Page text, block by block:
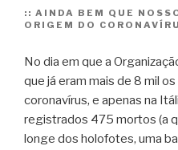
:: AINDA BEM QUE
ORIGEM DO
No dia em que a
que já eram mais de 8 mil
coronavírus, e apenas na
registrados 475 mortos (a
longe dos holofotes, uma